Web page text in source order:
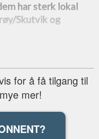
har sterk lokal
Skutvik og
for å få tilgang til
mer!